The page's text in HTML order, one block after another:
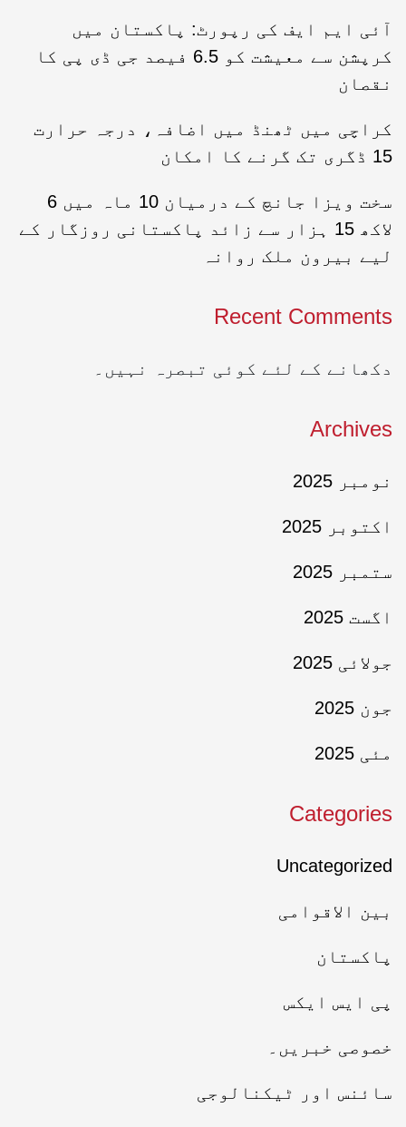
آئی ایم ایف کی رپورٹ: پاکستان میں
کرپشن سے معیشت کو 6.5 فیصد جی ڈی پی کا
نقصان
کراچی میں ٹھنڈ میں اضافہ، درجہ حرارت
15 ڈگری تک گرنے کا امکان
سخت ویزا جانچ کے درمیان 10 ماہ میں 6
لاکھ 15 ہزار سے زائد پاکستانی روزگار کے
لیے بیرون ملک روانہ
Recent Comments
دکھانے کے لئے کوئی تبصرہ نہیں۔
Archives
نومبر 2025
اکتوبر 2025
ستمبر 2025
اگست 2025
جولائی 2025
جون 2025
مئی 2025
Categories
Uncategorized
بین الاقوامی
پاکستان
پی ایس ایکس
خصوصی خبریں۔
سائنس اور ٹیکنالوجی